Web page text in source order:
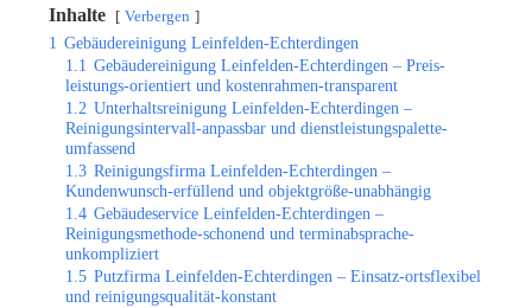
Inhalte Verbergen
1 Gebäudereinigung Leinfelden-Echterdingen
1.1 Gebäudereinigung Leinfelden-Echterdingen – Preis-
leistungs-orientiert und kostenrahmen-transparent
1.2 Unterhaltsreinigung Leinfelden-Echterdingen –
Reinigungsintervall-anpassbar und dienstleistungspalette-
umfassend
1.3 Reinigungsfirma Leinfelden-Echterdingen –
Kundenwunsch-erfüllend und objektgröße-unabhängig
1.4 Gebäudeservice Leinfelden-Echterdingen –
Reinigungsmethode-schonend und terminabsprache-
unkompliziert
1.5 Putzfirma Leinfelden-Echterdingen – Einsatz-ortsflexibel
und reinigungsqualität-konstant